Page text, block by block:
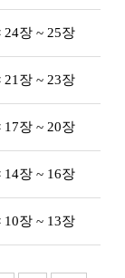
장 ~ 25장
장 ~ 23장
장 ~ 20장
장 ~ 16장
장 ~ 13장